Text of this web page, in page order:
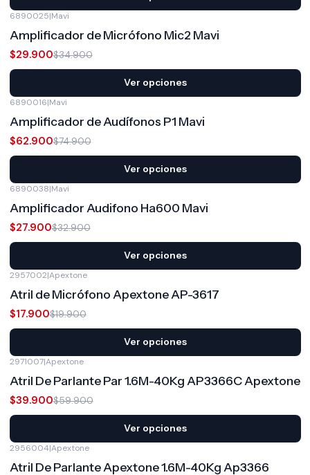
6890025|Mavi
Amplificador de Micrófono Mic2 Mavi
$29.900$34.900
Ver opciones
6890016|Mavi
Amplificador de Audífonos P1 Mavi
$62.900$74.900
Ver opciones
6890038|Mavi
Amplificador Audifono Ha600 Mavi
$27.900$32.900
Ver opciones
2957002|Apextone
Atril de Micrófono Apextone AP-3617
$17.900$19.900
Ver opciones
OFF
2971007|Apextone
Atril De Parlante Par 1.6M-40Kg AP3366C Apextone
$39.900$59.900
Ver opciones
2956004|Apextone
Atril De Parlante Apextone 1.6M-40Kg Ap3366